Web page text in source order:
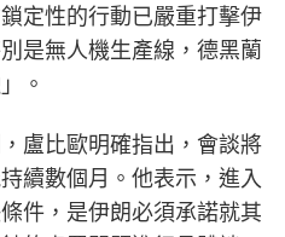
定性的行動已嚴重打擊伊
是無人機生產線，德黑蘭
。
盧比歐明確指出，會談將
續數個月。他表示，進入
件，是伊朗必須承諾就其